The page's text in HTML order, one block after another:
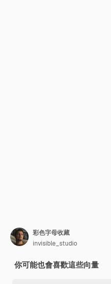
彩色字母收藏
invisible_studio
你可能也會喜歡這些向量